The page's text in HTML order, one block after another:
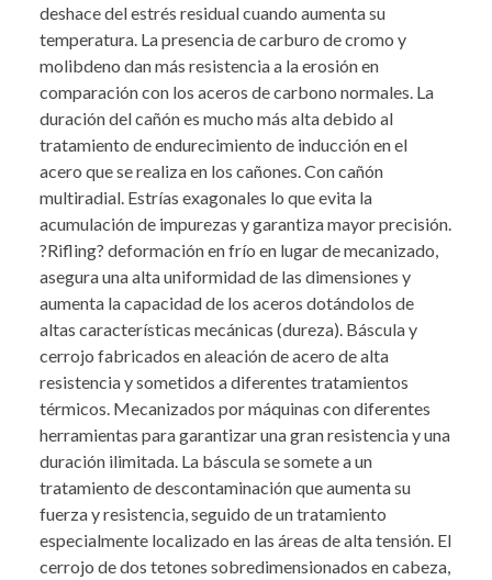
deshace del estrés residual cuando aumenta su
temperatura. La presencia de carburo de cromo y
molibdeno dan más resistencia a la erosión en
comparación con los aceros de carbono normales. La
duración del cañón es mucho más alta debido al
tratamiento de endurecimiento de inducción en el
acero que se realiza en los cañones. Con cañón
multiradial. Estrías exagonales lo que evita la
acumulación de impurezas y garantiza mayor precisión.
?Rifling? deformación en frío en lugar de mecanizado,
asegura una alta uniformidad de las dimensiones y
aumenta la capacidad de los aceros dotándolos de
altas características mecánicas (dureza). Báscula y
cerrojo fabricados en aleación de acero de alta
resistencia y sometidos a diferentes tratamientos
térmicos. Mecanizados por máquinas con diferentes
herramientas para garantizar una gran resistencia y una
duración ilimitada. La báscula se somete a un
tratamiento de descontaminación que aumenta su
fuerza y resistencia, seguido de un tratamiento
especialmente localizado en las áreas de alta tensión. El
cerrojo de dos tetones sobredimensionados en cabeza,